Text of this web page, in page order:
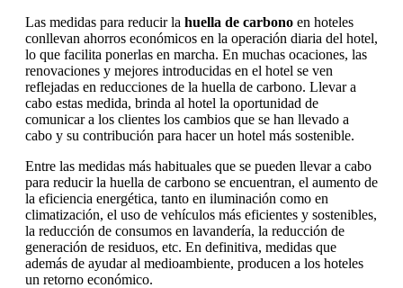
Las medidas para reducir la huella de carbono en hoteles
conllevan ahorros económicos en la operación diaria del hotel,
lo que facilita ponerlas en marcha. En muchas ocaciones, las
renovaciones y mejores introducidas en el hotel se ven
reflejadas en reducciones de la huella de carbono. Llevar a
cabo estas medida, brinda al hotel la oportunidad de
comunicar a los clientes los cambios que se han llevado a
cabo y su contribución para hacer un hotel más sostenible.
Entre las medidas más habituales que se pueden llevar a cabo
para reducir la huella de carbono se encuentran, el aumento de
la eficiencia energética, tanto en iluminación como en
climatización, el uso de vehículos más eficientes y sostenibles,
la reducción de consumos en lavandería, la reducción de
generación de residuos, etc. En definitiva, medidas que
además de ayudar al medioambiente, producen a los hoteles
un retorno económico.